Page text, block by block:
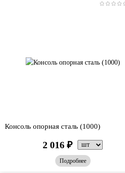
Консоль опорная сталь (1000)
2 016 ₽
Подробнее